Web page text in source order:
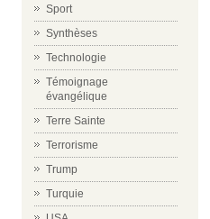
Sport
Synthèses
Technologie
Témoignage
évangélique
Terre Sainte
Terrorisme
Trump
Turquie